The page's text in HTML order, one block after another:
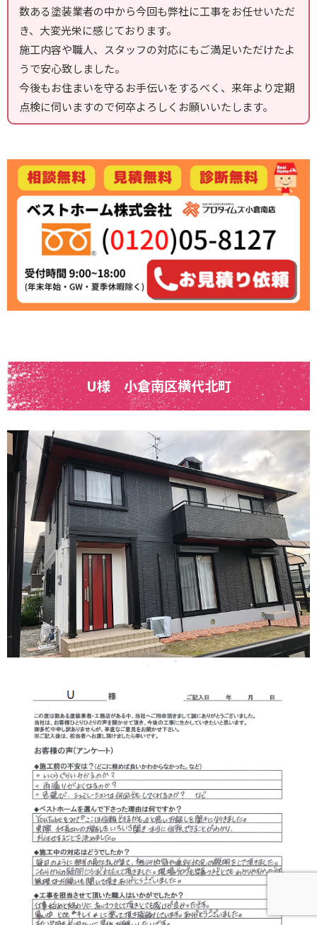
数ある塗装業者の中から今回も弊社に工事をお任せいただ
き、大変光栄に感じております。
施工内容や職人、スタッフの対応にもご満足いただけたよ
うで安心致しました。
今後もお住まいを守るお手伝いをするべく、来年より定期
点検に伺いますので何卒よろしくお願いいたします。
U様 小倉南区横代北町